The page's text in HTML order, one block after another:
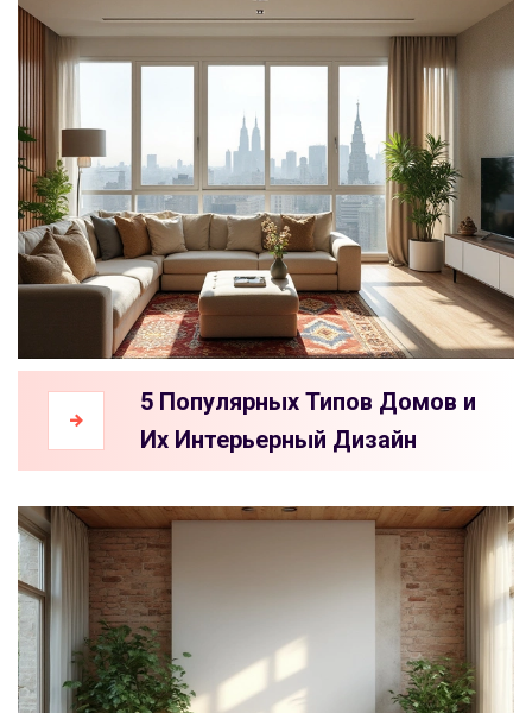
5 Популярных Типов Домов и
Их Интерьерный Дизайн